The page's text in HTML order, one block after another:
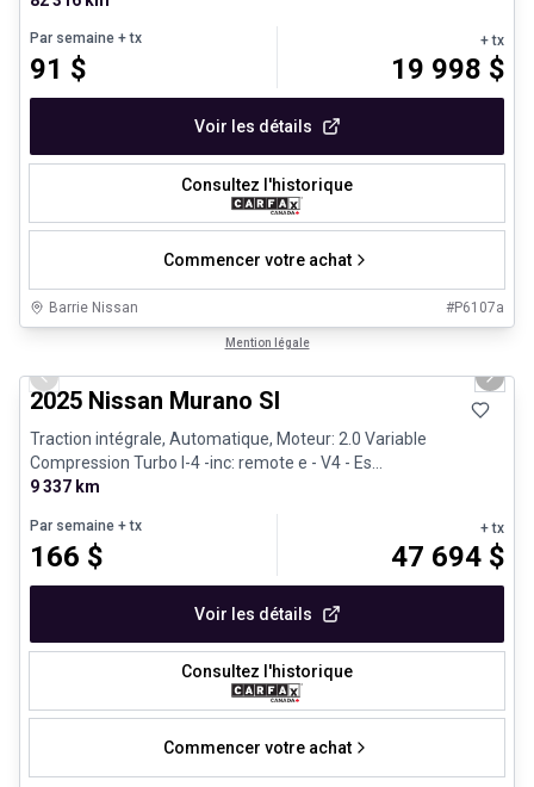
Par semaine + tx
91 $
+ tx
19 998 $
Voir les détails
Consultez l'historique
Commencer votre achat
Barrie Nissan #P6107a
Mention légale
Previous slide Next
2025 Nissan Murano Sl
Traction intégrale, Automatique, Moteur: 2.0 Variable
Compression Turbo I-4 -inc: remote e - V4 - Es...
9 337 km
Par semaine + tx
166 $
+ tx
47 694 $
Voir les détails
Consultez l'historique
Commencer votre achat